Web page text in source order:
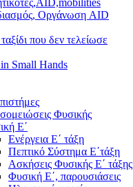
Οργάνωση AID
που δεν τελείωσε
Small Hands
Φυσικής
Ε΄
Ενέργεια Ε΄ τάξη
Πεπτικό Σύστημα Ε΄τάξη
Ασκήσεις Φυσικής Ε΄ τάξης
Φυσική Ε΄, παρουσιάσεις